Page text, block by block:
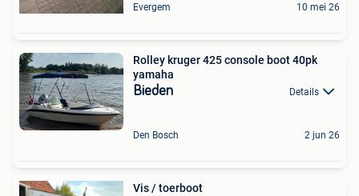
Evergem 10 mei 26
Rolley kruger 425 console boot 40pk
yamaha
Bieden Details
Den Bosch 2 jun 26
Vis / toerboot